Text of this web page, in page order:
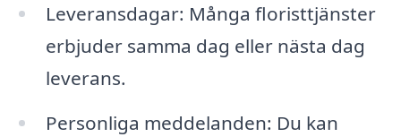
Leveransdagar: Många floristtjänster
erbjuder samma dag eller nästa dag
leverans.
Personliga meddelanden: Du kan